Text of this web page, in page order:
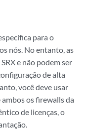
para o
nós. No entanto, as
e não podem ser
de alta
você deve usar
ambos os firewalls da
de licenças, o